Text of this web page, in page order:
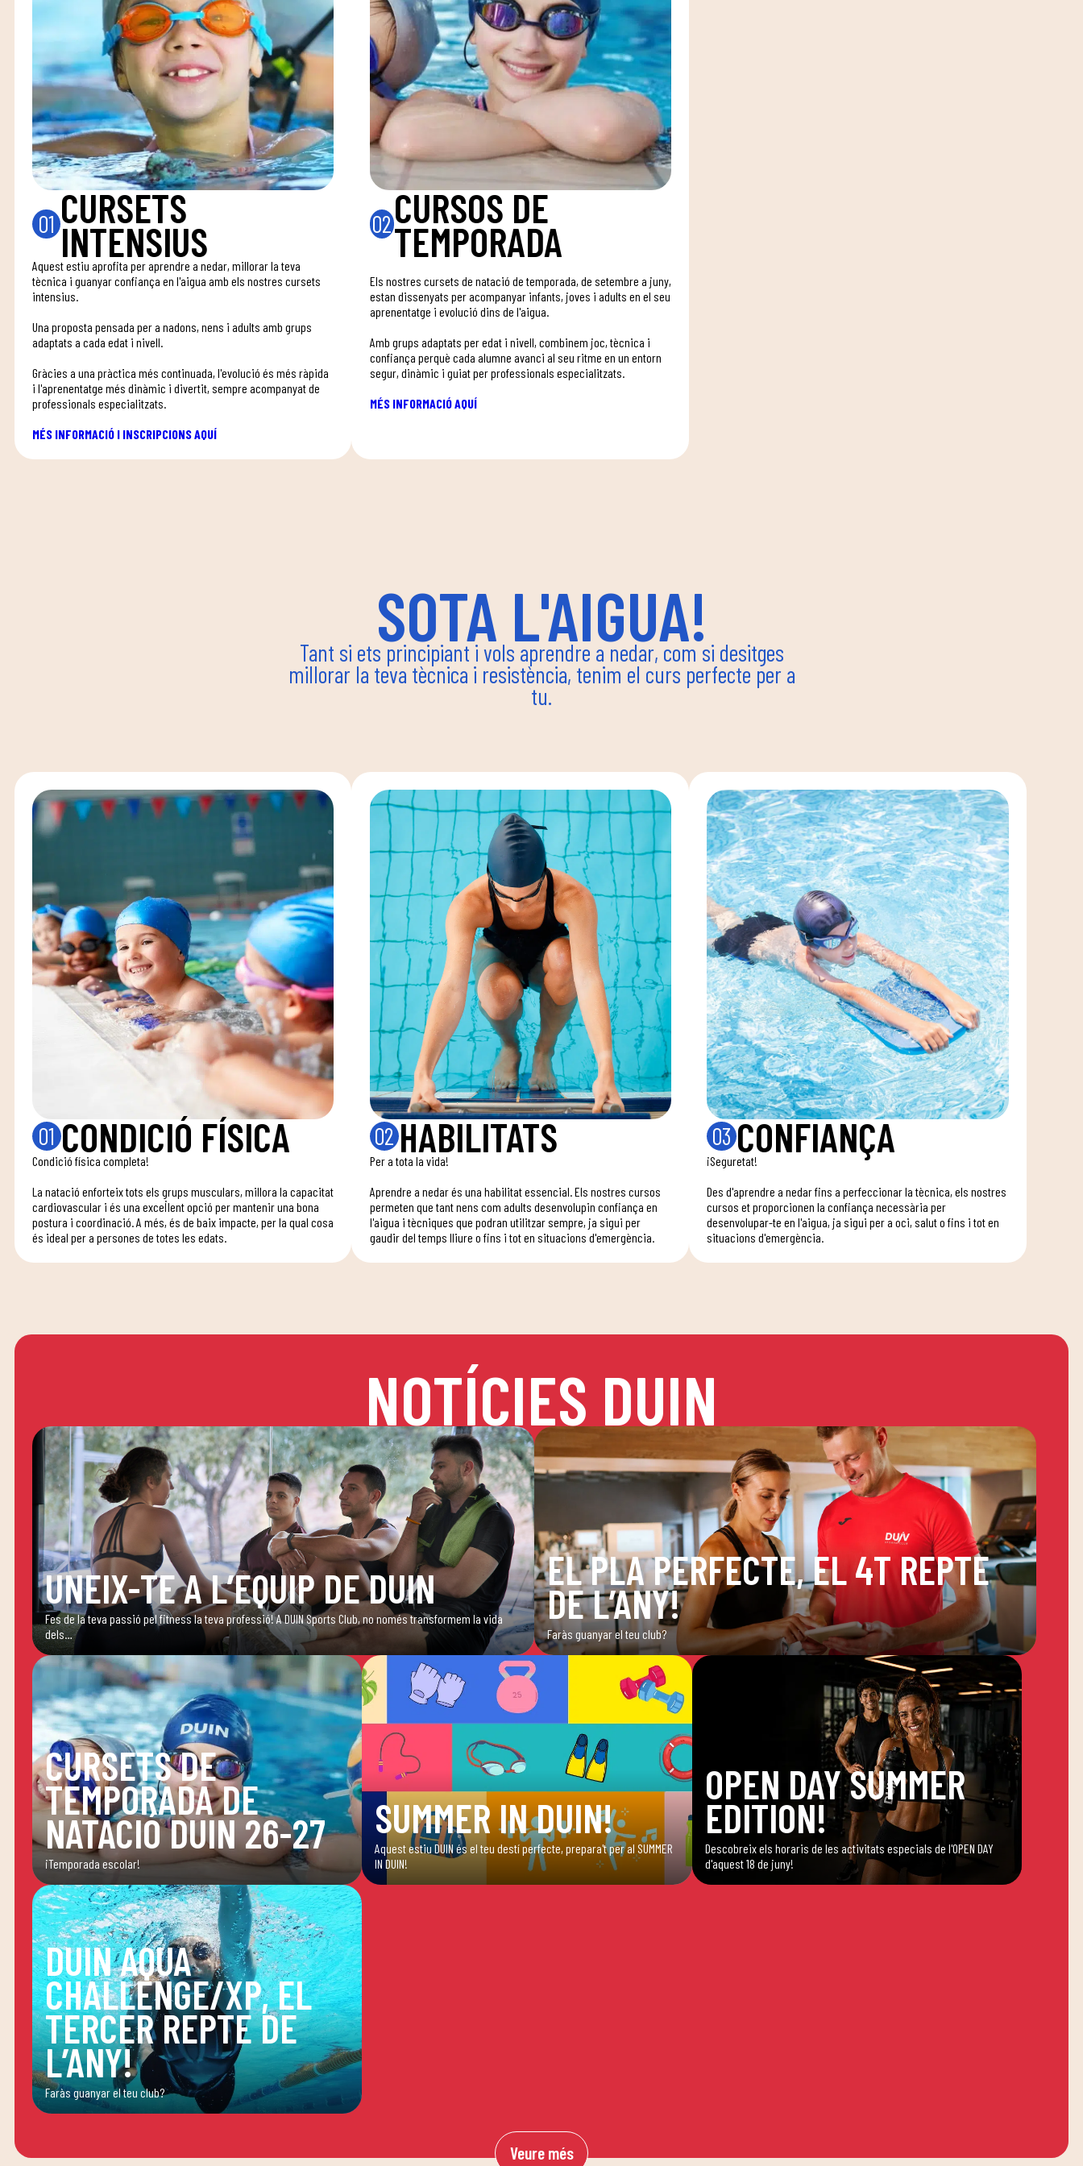
01 CURSETS
INTENSIUS
Aquest estiu aprofita per aprendre a nedar, millorar la teva
tècnica i guanyar confiança en l'aigua amb els nostres cursets
intensius.
Una proposta pensada per a nadons, nens i adults amb grups
adaptats a cada edat i nivell.
Gràcies a una pràctica més continuada, l'evolució és més ràpida
i l'aprenentatge més dinàmic i divertit, sempre acompanyat de
professionals especialitzats.
MÉS INFORMACIÓ I INSCRIPCIONS AQUÍ
02CURSOS DE
TEMPORADA
Els nostres cursets de natació de temporada, de setembre a juny,
estan dissenyats per acompanyar infants, joves i adults en el seu
aprenentatge i evolució dins de l'aigua.
Amb grups adaptats per edat i nivell, combinem joc, tècnica i
confiança perquè cada alumne avanci al seu ritme en un entorn
segur, dinàmic i guiat per professionals especialitzats.
MÉS INFORMACIÓ AQUÍ
SOTA L'AIGUA!
Tant si ets principiant i vols aprendre a nedar, com si desitges
millorar la teva tècnica i resistència, tenim el curs perfecte per a
tu.
01 CONDICIÓ FÍSICA
Condició física completa!
La natació enforteix tots els grups musculars, millora la capacitat
cardiovascular i és una excel·lent opció per mantenir una bona
postura i coordinació. A més, és de baix impacte, per la qual cosa
és ideal per a persones de totes les edats.
02 HABILITATS
Per a tota la vida!
Aprendre a nedar és una habilitat essencial. Els nostres cursos
permeten que tant nens com adults desenvolupin confiança en
l'aigua i tècniques que podran utilitzar sempre, ja sigui per
gaudir del temps lliure o fins i tot en situacions d'emergència.
03 CONFIANÇA
¡Seguretat!
Des d'aprendre a nedar fins a perfeccionar la tècnica, els nostres
cursos et proporcionen la confiança necessària per
desenvolupar-te en l'aigua, ja sigui per a oci, salut o fins i tot en
situacions d'emergència.
NOTÍCIES DUIN
UNEIX-TE A L’EQUIP DE DUIN
Fes de la teva passió pel fitness la teva professió! A DUIN Sports Club, no només transformem la vida
dels…
EL PLA PERFECTE, EL 4T REPTE
DE L’ANY!
Faràs guanyar el teu club?
CURSETS DE
TEMPORADA DE
NATACIÓ DUIN 26-27
¡Temporada escolar!
SUMMER IN DUIN!
Aquest estiu DUIN és el teu destí perfecte, prepara't per al SUMMER
IN DUIN!
OPEN DAY SUMMER
EDITION!
Descobreix els horaris de les activitats especials de l'OPEN DAY
d'aquest 18 de juny!
DUIN AQUA
CHALLENGE/XP, EL
TERCER REPTE DE
L’ANY!
Faràs guanyar el teu club?
Veure més